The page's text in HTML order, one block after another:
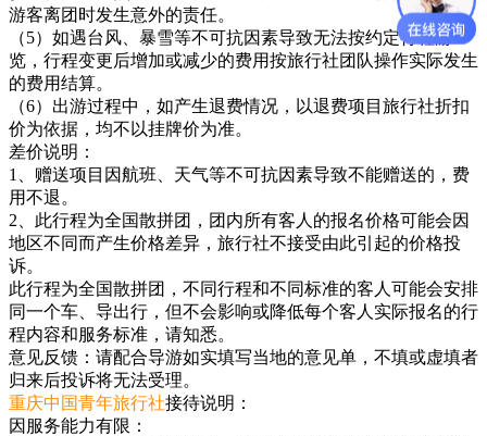
游客离团时发生意外的责任。
（5）如遇台风、暴雪等不可抗因素导致无法按约定行程游
览，行程变更后增加或减少的费用按旅行社团队操作实际发生
的费用结算。
（6）出游过程中，如产生退费情况，以退费项目旅行社折扣
价为依据，均不以挂牌价为准。
差价说明：
1、赠送项目因航班、天气等不可抗因素导致不能赠送的，费
用不退。
2、此行程为全国散拼团，团内所有客人的报名价格可能会因
地区不同而产生价格差异，旅行社不接受由此引起的价格投
诉。
此行程为全国散拼团，不同行程和不同标准的客人可能会安排
同一个车、导出行，但不会影响或降低每个客人实际报名的行
程内容和服务标准，请知悉。
意见反馈：请配合导游如实填写当地的意见单，不填或虚填者
归来后投诉将无法受理。
重庆中国青年旅行社接待说明：
因服务能力有限：